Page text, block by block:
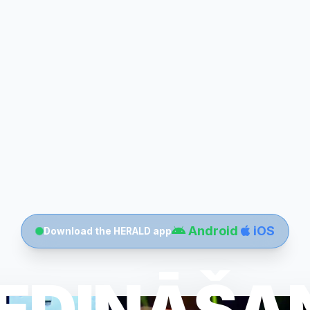
Download the HERALD app Android iOS